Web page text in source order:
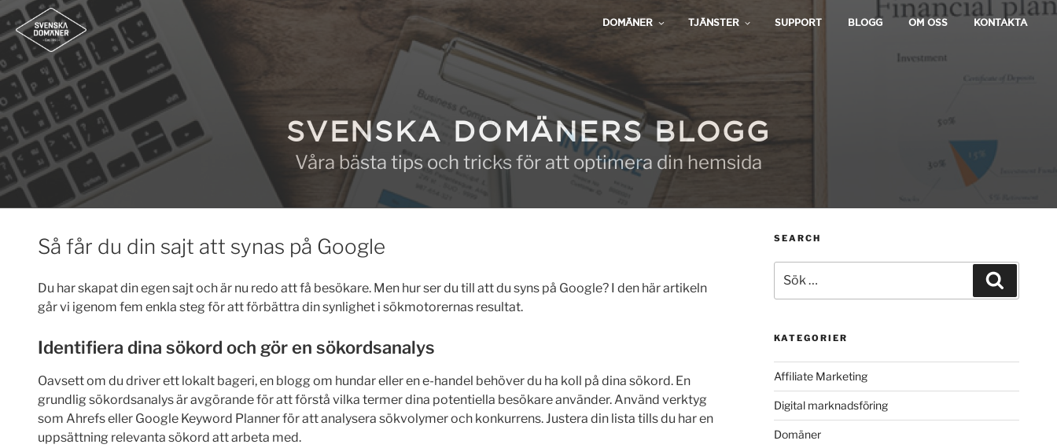
Hoppa
till
innehåll
SVENSKA DOMÄNERS BLOGG
Våra bästa tips och tricks för att optimera din hemsida
DOMÄNER TJÄNSTER SUPPORT BLOGG OM OSS KONTAKTA
Så får du din sajt att synas på Google
Du har skapat din egen sajt och är nu redo att få besökare. Men hur ser du till att du syns på Google? I den här artikeln
går vi igenom fem enkla steg för att förbättra din synlighet i sökmotorernas resultat.
Identifiera dina sökord och gör en sökordsanalys
Oavsett om du driver ett lokalt bageri, en blogg om hundar eller en e-handel behöver du ha koll på dina sökord. En
grundlig sökordsanalys är avgörande för att förstå vilka termer dina potentiella besökare använder. Använd verktyg
som Ahrefs eller Google Keyword Planner för att analysera sökvolymer och konkurrens. Justera din lista tills du har en
uppsättning relevanta sökord att arbeta med.
SEARCH
efter:
KATEGORIER
Affiliate Marketing
Digital marknadsföring
Domäner